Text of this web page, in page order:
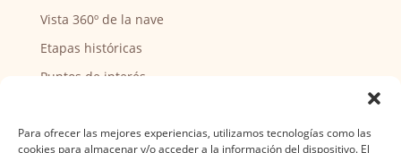
Para ofrecer las mejores experiencias, utilizamos tecnologías como las
cookies para almacenar y/o acceder a la información del dispositivo. El
Vista 360º de la nave
Etapas históricas
Puntos de interés